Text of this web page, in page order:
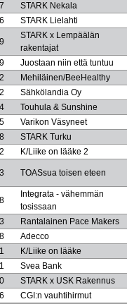
STARK Nekala
STARK Lielahti
STARK x Lempäälän
rakentajat
Juostaan niin että tuntuu
Mehiläinen/BeeHealthy
Sähkölandia Oy
Touhula & Sunshine
Varikon Väsyneet
STARK Turku
K/Liike on lääke 2
TOASsua toisen eteen
Integrata - vähemmän
tosissaan
Rantalainen Pace Makers
Adecco
K/Liike on lääke
Svea Bank
STARK x USK Rakennus
CGI:n vauhtihirmut